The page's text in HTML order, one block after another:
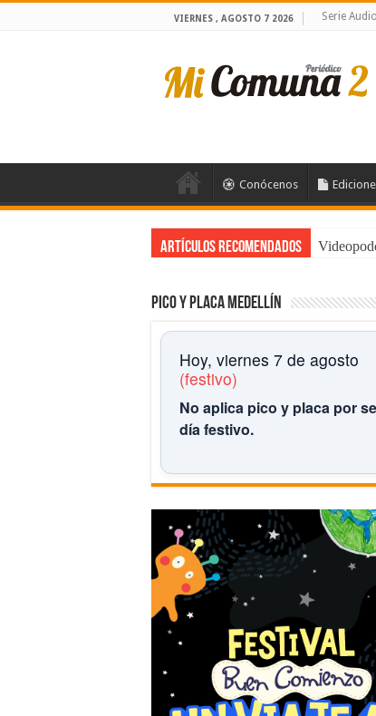
VIERNES , AGOSTO 7 2026 Serie
Conócenos
Artículos Recomendados
Pico y placa Medellín
Hoy, viernes 7 de agosto
(festivo)
No aplica pico y placa por
día festivo.